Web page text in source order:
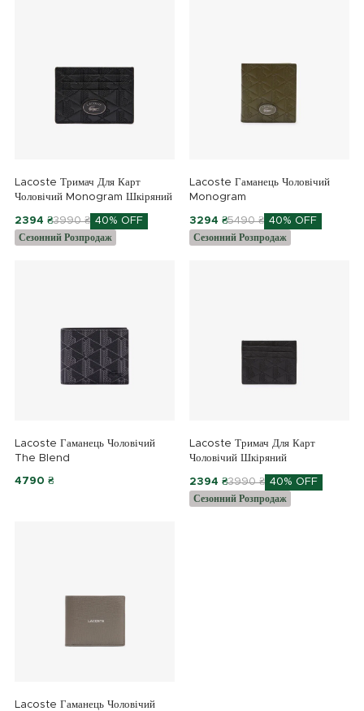
Lacoste Тримач Для Карт
Чоловічий Monogram Шкіряний
2394 ₴3990 ₴ 40% OFF
Сезонний Розпродаж
Lacoste Гаманець Чоловічий
Monogram
3294 ₴5490 ₴ 40% OFF
Сезонний Розпродаж
Lacoste Гаманець Чоловічий
The Blend
4790 ₴
Lacoste Тримач Для Карт
Чоловічий Шкіряний
2394 ₴3990 ₴ 40% OFF
Сезонний Розпродаж
Lacoste Гаманець Чоловічий